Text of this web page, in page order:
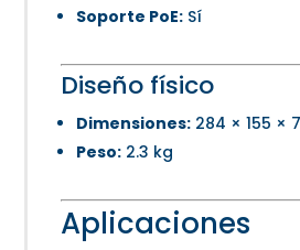
Soporte PoE: Sí
Diseño físico
Dimensiones: 284 × 155 ×
Peso: 2.3 kg
Aplicaciones